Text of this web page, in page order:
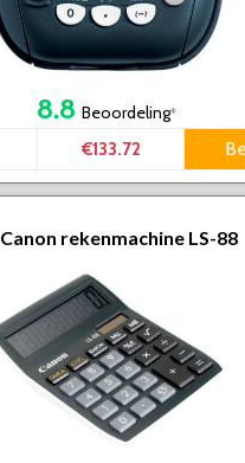
8.8 Beoordeling*
€133.72
Canon rekenmachine LS-88